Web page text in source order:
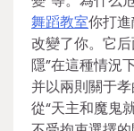
舞蹈教室你打
改變了你。它
隱”在這種情況
并以兩則關于
從“天主和魔鬼